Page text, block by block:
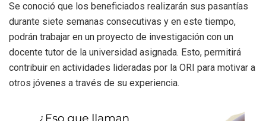
Se conoció que los beneficiados realizarán sus pasantías
durante siete semanas consecutivas y en este tiempo,
podrán trabajar en un proyecto de investigación con un
docente tutor de la universidad asignada. Esto, permitirá
contribuir en actividades lideradas por la ORI para motivar a
otros jóvenes a través de su experiencia.